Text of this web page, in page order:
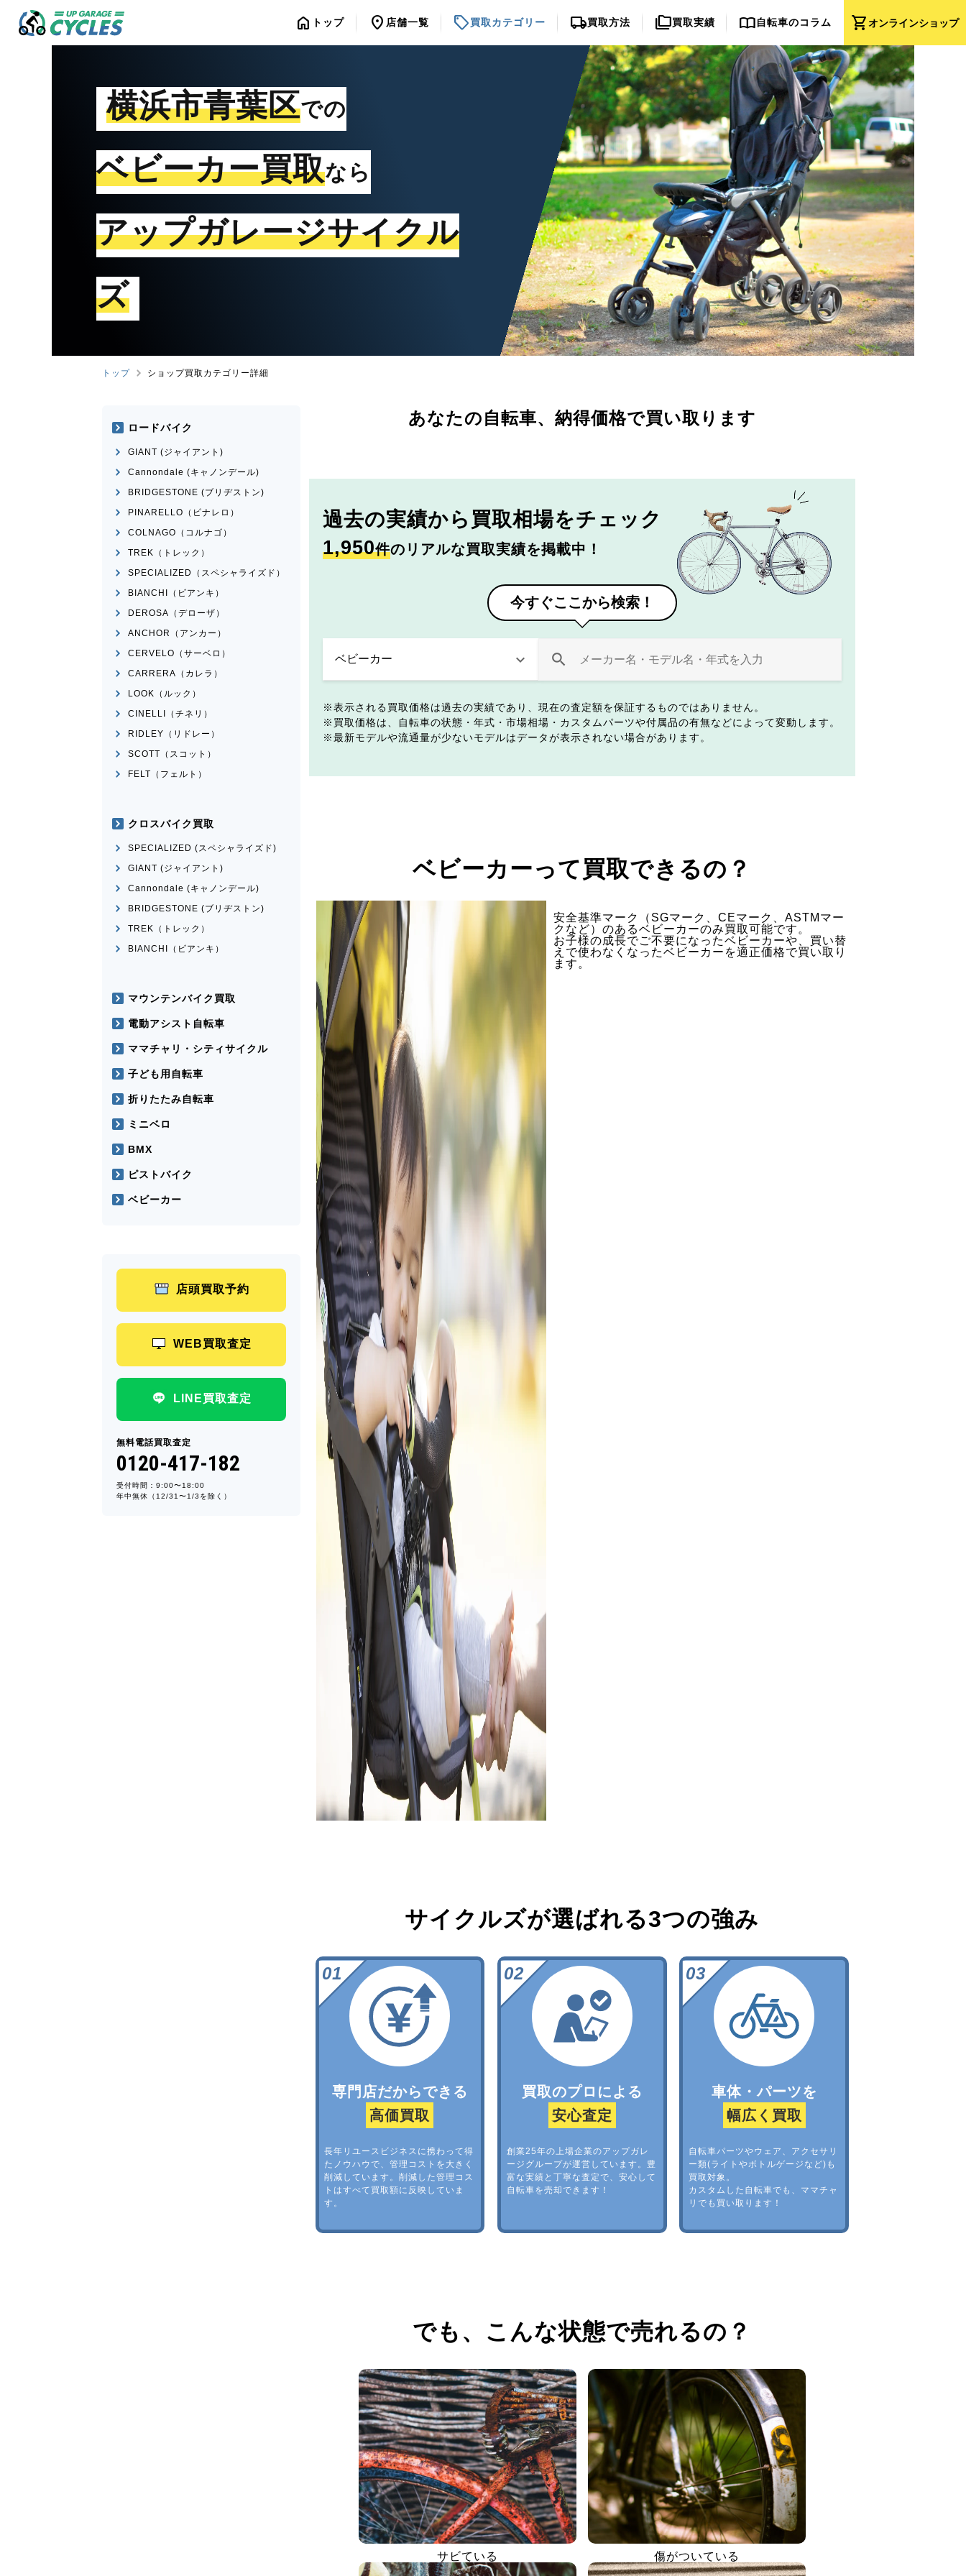
shopping_cartオンラインショップ
home トップ location_on 店舗一覧 sell買取カテゴリー local_shipping買取方法 folder_copy買取実績 import_contacts自転車のコラム
横浜市青葉区での
ベビーカー買取なら
アップガレージサイクル
ズ
トップ ショップ買取カテゴリー詳細
あなたの自転車、 納得価格で買い取ります
過去の実績から 買取相場をチェック
1,950件のリアルな買取実績を掲載中！
今すぐここから検索！
表示される買取価格は過去の実績であり、現在の査定額を保証するものではありません。
買取価格は、自転車の状態・年式・市場相場・カスタムパーツや付属品の有無などによって変動します。
最新モデルや流通量が少ないモデルはデータが表示されない場合があります。
ベビーカーって買取できるの？
安全基準マーク（SGマーク、CEマーク、ASTMマー
クなど）のあるベビーカーのみ買取可能です。
お子様の成長でご不要になったベビーカーや、買い替
えで使わなくなったベビーカーを適正価格で買い取り
ます。
サイクルズが選ばれる3つの強み
専門店だからできる
高価買取
長年リユースビジネスに携わって得
たノウハウで、管理コストを大きく
削減しています。削減した管理コス
トはすべて買取額に反映していま
す。
買取のプロによる
安心査定
創業25年の上場企業のアップガレ
ージグループが運営しています。豊
富な実績と丁寧な査定で、安心して
自転車を売却できます！
車体・パーツを
幅広く買取
自転車パーツやウェア、アクセサリ
ー類(ライトやボトルゲージなど)も
買取対象。
カスタムした自転車でも、ママチャ
リでも買い取ります！
でも、 こんな状態で売れるの？
サビている 傷がついている
ロードバイク
GIANT (ジャイアント)
Cannondale (キャノンデール)
BRIDGESTONE (ブリヂストン)
PINARELLO（ピナレロ）
COLNAGO（コルナゴ）
TREK（トレック）
SPECIALIZED（スペシャライズド）
BIANCHI（ビアンキ）
DEROSA（デローザ）
ANCHOR（アンカー）
CERVELO（サーベロ）
CARRERA（カレラ）
LOOK（ルック）
CINELLI（チネリ）
RIDLEY（リドレー）
SCOTT（スコット）
FELT（フェルト）
クロスバイク買取
SPECIALIZED (スペシャライズド)
GIANT (ジャイアント)
Cannondale (キャノンデール)
BRIDGESTONE (ブリヂストン)
TREK（トレック）
BIANCHI（ビアンキ）
マウンテンバイク買取
電動アシスト自転車
ママチャリ・シティサイクル
子ども用自転車
折りたたみ自転車
ミニベロ
BMX
ピストバイク
ベビーカー
店頭買取予約
WEB買取査定
LINE買取査定
無料電話買取査定
0120-417-182
受付時間：9:00〜18:00
年中無休（12/31〜1/3を除く）